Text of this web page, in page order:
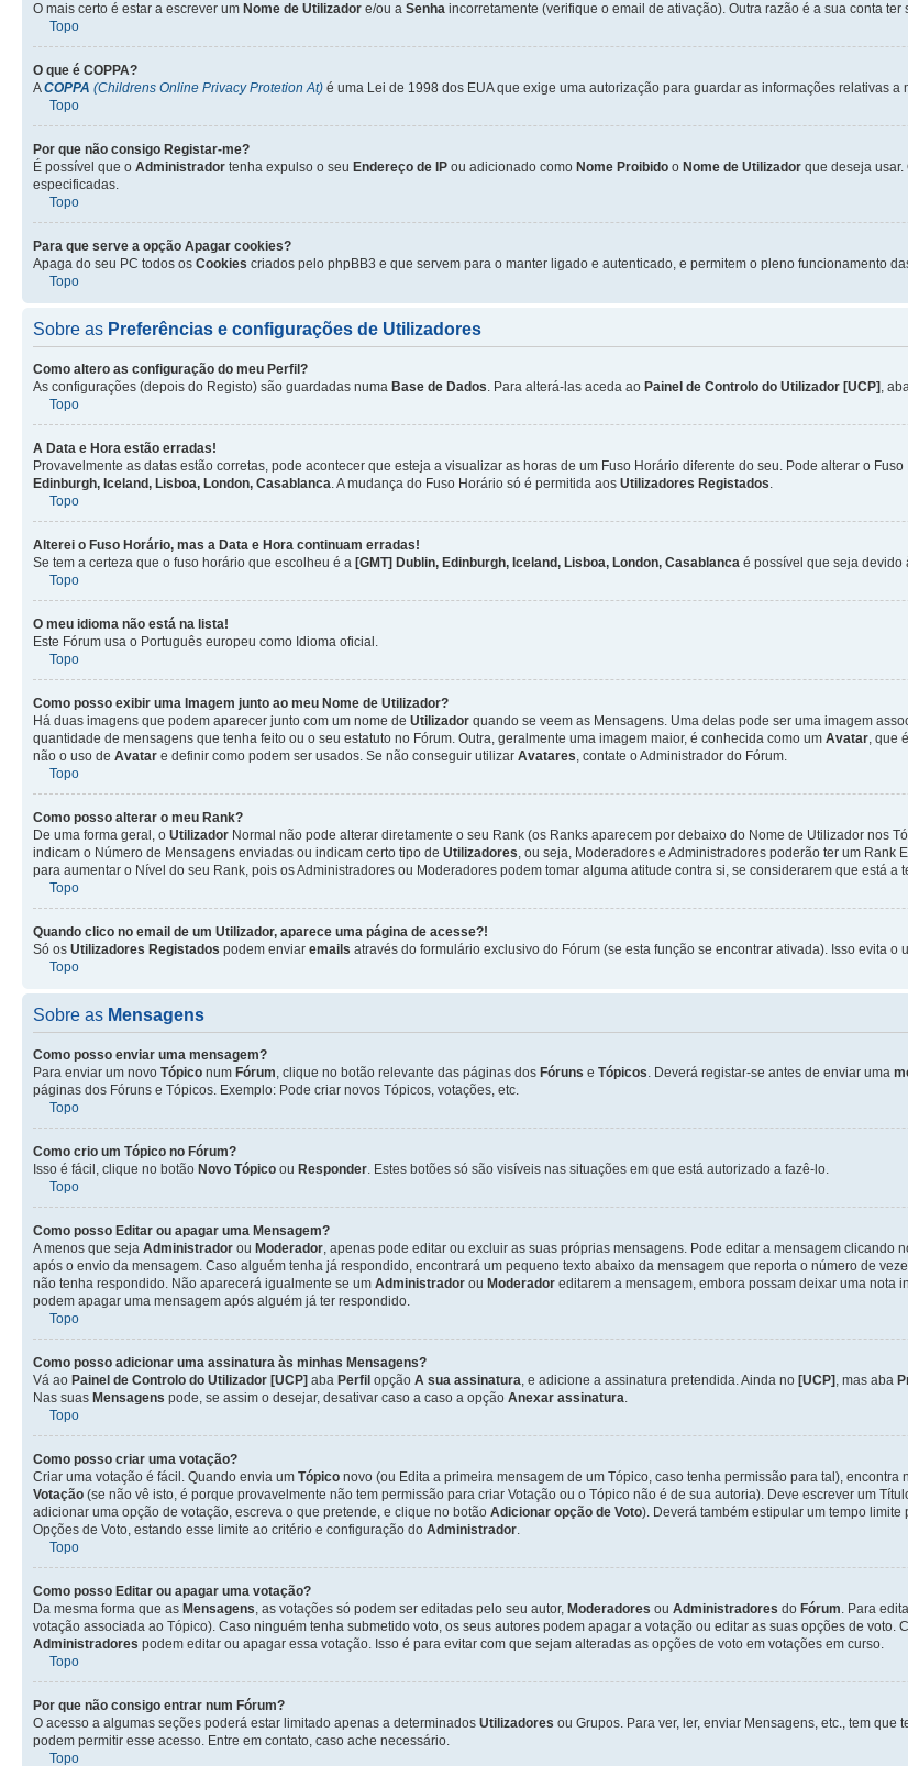
O mais certo é estar a escrever um Nome de Utilizador e/ou a Senha incorretamente (verifique o email de ativação). Outra razão é a sua conta
Topo
O que é COPPA?
ACOPPA (Childrens Online Privacy Protetion At) é uma Lei de 1998 dos EUA que exige uma autorização para guardar as informações relativas a
Topo
Por que não consigo Registar-me?
É possível que o Administrador tenha expulso o seu Endereço de IP ou adicionado como Nome Proibido o Nome de Utilizador que deseja usar.
especificadas.
Topo
Para que serve a opção Apagar cookies?
Apaga do seu PC todos os Cookies criados pelo phpBB3 e que servem para o manter ligado e autenticado, e permitem o pleno funcionamento
Topo
Sobre as Preferências e configurações de Utilizadores
Como altero as configuração do meu Perfil?
As configurações (depois do Registo) são guardadas numa Base de Dados. Para alterá-las aceda ao Painel de Controlo do Utilizador [UCP] ,
Topo
A Data e Hora estão erradas!
Provavelmente as datas estão corretas, pode acontecer que esteja a visualizar as horas de um Fuso Horário diferente do seu. Pode alterar o
Edinburgh, Iceland, Lisboa, London, Casablanca. A mudança do Fuso Horário só é permitida aos Utilizadores Registados.
Topo
Alterei o Fuso Horário, mas a Data e Hora continuam erradas!
Se tem a certeza que o fuso horário que escolheu é a [GMT] Dublin, Edinburgh, Iceland, Lisboa, London, Casablanca é possível que seja devido
Topo
O meu idioma não está na lista!
Este Fórum usa o Português europeu como Idioma oficial.
Topo
Como posso exibir uma Imagem junto ao meu Nome de Utilizador?
Há duas imagens que podem aparecer junto com um nome de Utilizador quando se veem as Mensagens. Uma delas pode ser uma imagem
quantidade de mensagens que tenha feito ou o seu estatuto no Fórum. Outra, geralmente uma imagem maior, é conhecida como um Avatar, que
não o uso de Avatar e definir como podem ser usados. Se não conseguir utilizar Avatares, contate o Administrador do Fórum.
Topo
Como posso alterar o meu Rank?
De uma forma geral, o Utilizador Normal não pode alterar diretamente o seu Rank (os Ranks aparecem por debaixo do Nome de Utilizador nos
indicam o Número de Mensagens enviadas ou indicam certo tipo de Utilizadores, ou seja, Moderadores e Administradores poderão ter um
para aumentar o Nível do seu Rank, pois os Administradores ou Moderadores podem tomar alguma atitude contra si, se considerarem que está a
Topo
Quando clico no email de um Utilizador, aparece uma página de acesse?!
Só os Utilizadores Registados podem enviar emails através do formulário exclusivo do Fórum (se esta função se encontrar ativada). Isso evita o
Topo
Sobre as Mensagens
Como posso enviar uma mensagem?
Para enviar um novo Tópico num Fórum, clique no botão relevante das páginas dos Fóruns e Tópicos. Deverá registar-se antes de enviar uma
páginas dos Fóruns e Tópicos. Exemplo: Pode criar novos Tópicos, votações, etc.
Topo
Como crio um Tópico no Fórum?
Isso é fácil, clique no botão Novo Tópico ou Responder. Estes botões só são visíveis nas situações em que está autorizado a fazê-lo.
Topo
Como posso Editar ou apagar uma Mensagem?
A menos que seja Administrador ou Moderador, apenas pode editar ou excluir as suas próprias mensagens. Pode editar a mensagem
após o envio da mensagem. Caso alguém tenha já respondido, encontrará um pequeno texto abaixo da mensagem que reporta o número de
não tenha respondido. Não aparecerá igualmente se um Administrador ou Moderador editarem a mensagem, embora possam deixar uma nota
podem apagar uma mensagem após alguém já ter respondido.
Topo
Como posso adicionar uma assinatura às minhas Mensagens?
Vá ao Painel de Controlo do Utilizador [UCP] aba Perfil opção A sua assinatura, e adicione a assinatura pretendida. Ainda no [UCP] , mas aba
Nas suas Mensagens pode, se assim o desejar, desativar caso a caso a opção Anexar assinatura.
Topo
Como posso criar uma votação?
Criar uma votação é fácil. Quando envia um Tópico novo (ou Edita a primeira mensagem de um Tópico, caso tenha permissão para tal),
Votação (se não vê isto, é porque provavelmente não tem permissão para criar Votação ou o Tópico não é de sua autoria). Deve escrever um
adicionar uma opção de votação, escreva o que pretende, e clique no botão Adicionar opção de Voto). Deverá também estipular um tempo
Opções de Voto, estando esse limite ao critério e configuração do Administrador.
Topo
Como posso Editar ou apagar uma votação?
Da mesma forma que as Mensagens, as votações só podem ser editadas pelo seu autor, Moderadores ou Administradores do Fórum. Para
votação associada ao Tópico). Caso ninguém tenha submetido voto, os seus autores podem apagar a votação ou editar as suas opções de voto.
Administradores podem editar ou apagar essa votação. Isso é para evitar com que sejam alteradas as opções de voto em votações em curso.
Topo
Por que não consigo entrar num Fórum?
O acesso a algumas seções poderá estar limitado apenas a determinados Utilizadores ou Grupos. Para ver, ler, enviar Mensagens, etc., tem
podem permitir esse acesso. Entre em contato, caso ache necessário.
Topo